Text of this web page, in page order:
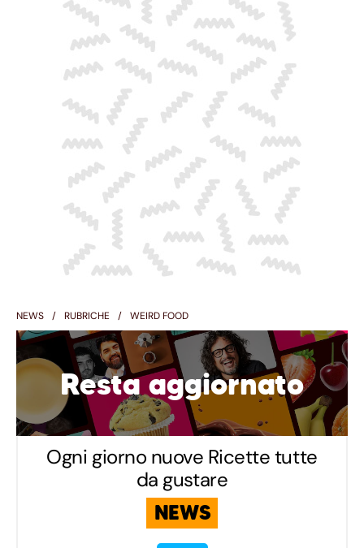
NEWS RUBRICHE WEIRD FOOD
Resta aggiornato
Ogni giorno nuove Ricette tutte
da gustare
NEWS